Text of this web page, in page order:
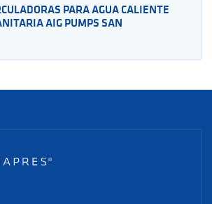
PARA AGUA CALIENTE
AIG PUMPS SAN